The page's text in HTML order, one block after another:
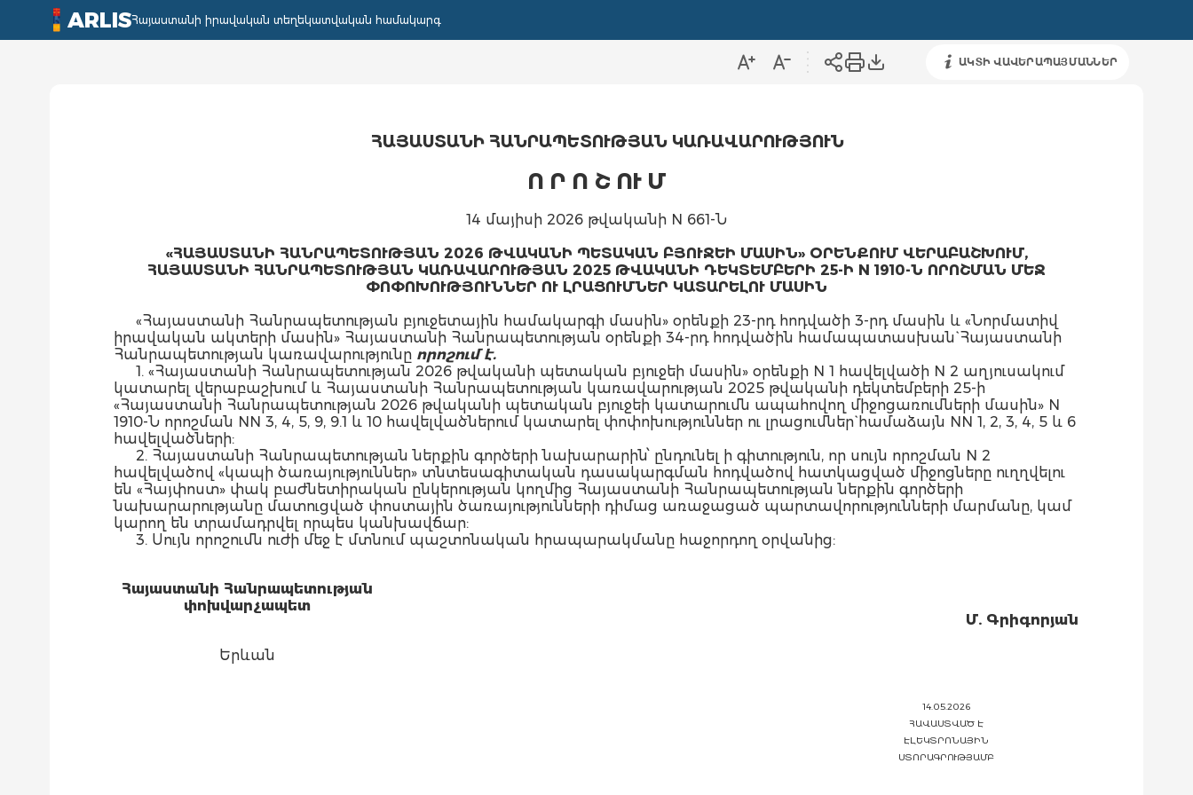
ARLISՀայաստանի իրավական տեղեկատվական համակարգ
ԱԿՏԻ ՎԱՎԵՐԱՊԱՅՄԱՆՆԵՐ
ՀԱՅԱՍՏԱՆԻ ՀԱՆՐԱՊԵՏՈՒԹՅԱՆ ԿԱՌԱՎԱՐՈՒԹՅՈՒՆ
Ո Ր Ո Շ ՈՒ Մ
14 մայիսի 2026 թվականի N 661-Ն
«ՀԱՅԱՍՏԱՆԻ ՀԱՆՐԱՊԵՏՈՒԹՅԱՆ 2026 ԹՎԱԿԱՆԻ ՊԵՏԱԿԱՆ ԲՅՈՒՋԵԻ ՄԱՍԻՆ» ՕՐԵՆՔՈՒՄ ՎԵՐԱԲԱՇԽՈՒՄ,
ՀԱՅԱՍՏԱՆԻ ՀԱՆՐԱՊԵՏՈՒԹՅԱՆ ԿԱՌԱՎԱՐՈՒԹՅԱՆ 2025 ԹՎԱԿԱՆԻ ԴԵԿՏԵՄԲԵՐԻ 25-Ի N 1910-Ն ՈՐՈՇՄԱՆ ՄԵՋ
ՓՈՓՈԽՈՒԹՅՈՒՆՆԵՐ ՈՒ ԼՐԱՑՈՒՄՆԵՐ ԿԱՏԱՐԵԼՈՒ ՄԱՍԻՆ
«Հայաստանի Հանրապետության բյուջետային համակարգի մասին» օրենքի 23-րդ հոդվածի 3-րդ մասին և «Նորմատիվ
իրավական ակտերի մասին» Հայաստանի Հանրապետության օրենքի 34-րդ հոդվածին համապատասխան` Հայաստանի
Հանրապետության կառավարությունը որոշում է.
1. «Հայաստանի Հանրապետության 2026 թվականի պետական բյուջեի մասին» օրենքի N 1 հավելվածի N 2 աղյուսակում
կատարել վերաբաշխում և Հայաստանի Հանրապետության կառավարության 2025 թվականի դեկտեմբերի 25-ի
«Հայաստանի Հանրապետության 2026 թվականի պետական բյուջեի կատարումն ապահովող միջոցառումների մասին» N
1910-Ն որոշման NN 3, 4, 5, 9, 9.1 և 10 հավելվածներում կատարել փոփոխություններ ու լրացումներ` համաձայն NN 1, 2, 3, 4, 5 և 6
հավելվածների:
2. Հայաստանի Հանրապետության ներքին գործերի նախարարին՝ ընդունել ի գիտություն, որ սույն որոշման N 2
հավելվածով «կապի ծառայություններ» տնտեսագիտական դասակարգման հոդվածով հատկացված միջոցները ուղղվելու
են «Հայփոստ» փակ բաժնետիրական ընկերության կողմից Հայաստանի Հանրապետության ներքին գործերի
նախարարությանը մատուցված փոստային ծառայությունների դիմաց առաջացած պարտավորությունների մարմանը, կամ
կարող են տրամադրվել որպես կանխավճար:
3. Սույն որոշումն ուժի մեջ է մտնում պաշտոնական հրապարակմանը հաջորդող օրվանից:
Հայաստանի Հանրապետության
փոխվարչապետ
Մ. Գրիգորյան
Երևան
14.05.2026
ՀԱՎԱՍՏՎԱԾ Է
ԷԼԵԿՏՐՈՆԱՅԻՆ
ՍՏՈՐԱԳՐՈՒԹՅԱՄԲ